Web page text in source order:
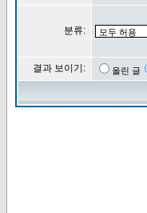
분류:
결과 보이기: 올린 글